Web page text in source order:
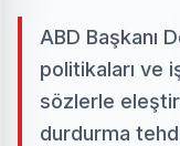
ABD Başkanı
politikaları ve
sözlerle
durdurma